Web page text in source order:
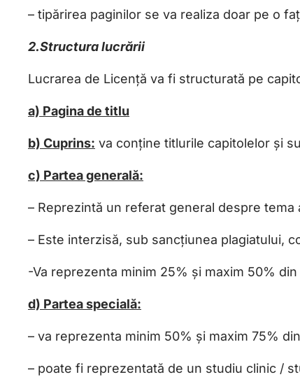
– tipărirea paginilor se va realiza doar pe o
2.Structura lucrării
Lucrarea de Licență va fi structurată pe
a) Pagina de titlu
b) Cuprins: va conține titlurile capitolelor și
c) Partea generală:
– Reprezintă un referat general despre
– Este interzisă, sub sancțiunea plagiatului,
-Va reprezenta minim 25% și maxim 50%
d) Partea specială:
– va reprezenta minim 50% și maxim 75%
– poate fi reprezentată de un studiu clinic /